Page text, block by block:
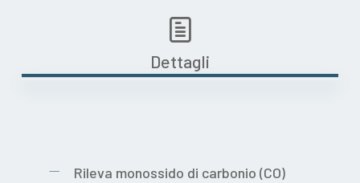
Dettagli
Rileva monossido di carbonio (CO)